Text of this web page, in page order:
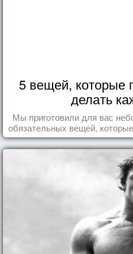
5 вещей, которые
делать
Мы приготовили для вас
обязательных вещей,